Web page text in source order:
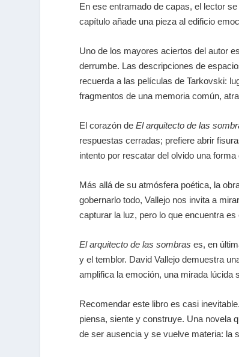
En ese entramado de capas, el lector
capítulo añade una pieza al edificio
Uno de los mayores aciertos del autor
derrumbe. Las descripciones de
recuerda a las películas de Tarkovski:
fragmentos de una memoria común,
El corazón de El arquitecto de las
respuestas cerradas; prefiere abrir
intento por rescatar del olvido una
Más allá de su atmósfera poética, la
gobernarlo todo, Vallejo nos invita a
capturar la luz, pero lo que encuentra
El arquitecto de las sombras es, en
y el temblor. David Vallejo demuestra
amplifica la emoción, una mirada lúcida
Recomendar este libro es casi
piensa, siente y construye. Una novela
de ser ausencia y se vuelve materia: la